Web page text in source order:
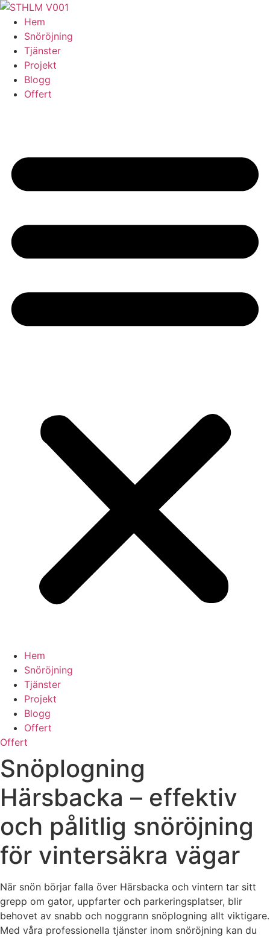
Skip
content
Hem
Snöröjning
Tjänster
Projekt
Blogg
Offert
Hem
Snöröjning
Tjänster
Projekt
Blogg
Offert
Offert
Snöplogning
Härsbacka – effektiv
och pålitlig snöröjning
för vintersäkra vägar
När snön börjar falla över Härsbacka och vintern tar sitt
grepp om gator, uppfarter och parkeringsplatser, blir
behovet av snabb och noggrann snöplogning allt viktigare.
Med våra professionella tjänster inom snöröjning kan du